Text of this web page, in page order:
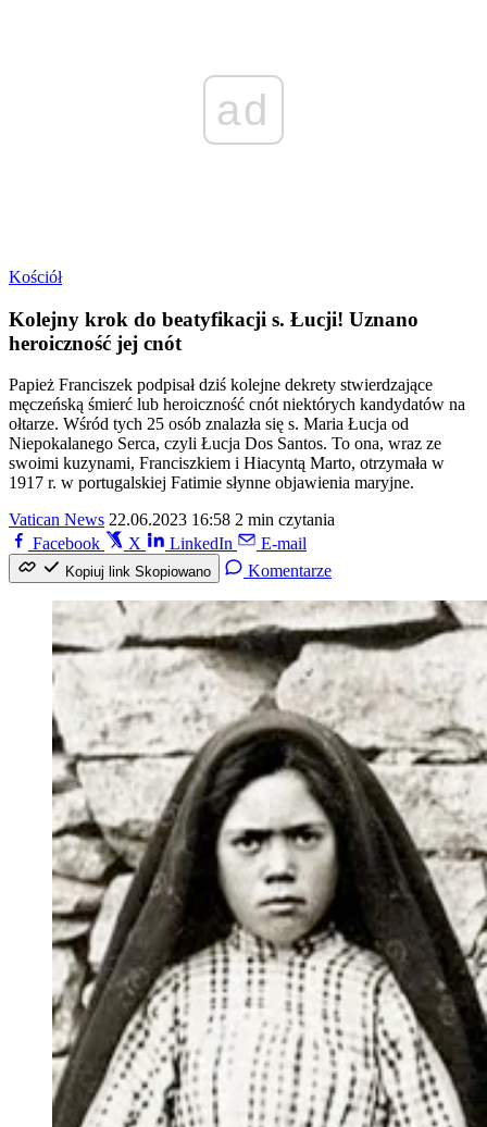
ad
Kościół
Kolejny krok do beatyfikacji s. Łucji! Uznano
heroiczność jej cnót
Papież Franciszek podpisał dziś kolejne dekrety stwierdzające
męczeńską śmierć lub heroiczność cnót niektórych kandydatów na
ołtarze. Wśród tych 25 osób znalazła się s. Maria Łucja od
Niepokalanego Serca, czyli Łucja Dos Santos. To ona, wraz ze
swoimi kuzynami, Franciszkiem i Hiacyntą Marto, otrzymała w
1917 r. w portugalskiej Fatimie słynne objawienia maryjne.
Vatican News 22.06.2023 16:58 2 min czytania
Facebook
X LinkedIn E-mail
Kopiuj link Skopiowano Komentarze